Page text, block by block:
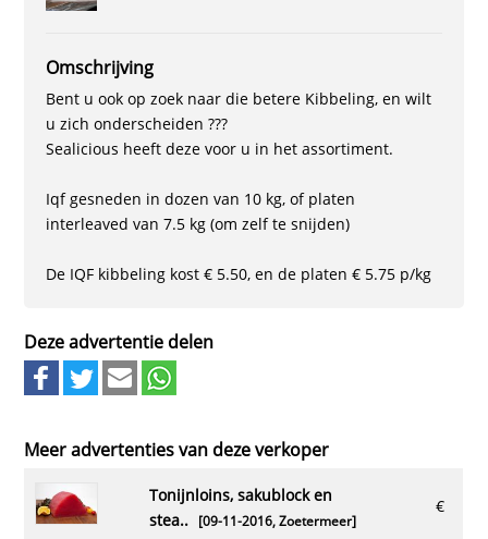
Omschrijving
Bent u ook op zoek naar die betere Kibbeling, en wilt
u zich onderscheiden ???
Sealicious heeft deze voor u in het assortiment.
Iqf gesneden in dozen van 10 kg, of platen
interleaved van 7.5 kg (om zelf te snijden)
De IQF kibbeling kost € 5.50, en de platen € 5.75 p/kg
Deze advertentie delen
Meer advertenties van deze verkoper
€
tonijnloins, sakublock en
stea..[09-11-2016, Zoetermeer]